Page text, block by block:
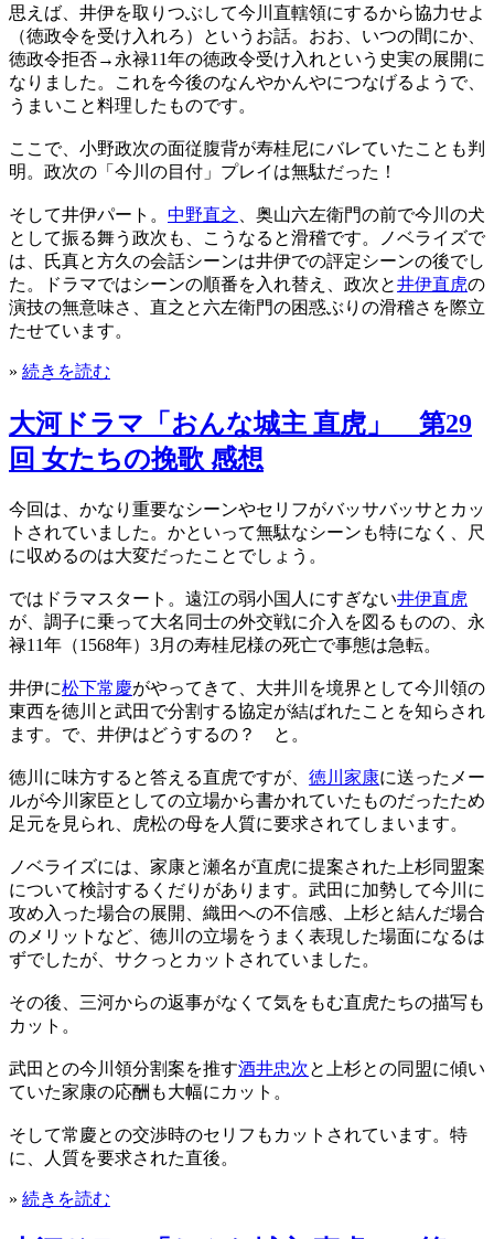
思えば、井伊を取りつぶして今川直轄領にするから協力せよ
（徳政令を受け入れろ）というお話。おお、いつの間にか、
徳政令拒否→永禄11年の徳政令受け入れという史実の展開に
なりました。これを今後のなんやかんやにつなげるようで、
うまいこと料理したものです。
ここで、小野政次の面従腹背が寿桂尼にバレていたことも判
明。政次の「今川の目付」プレイは無駄だった！
そして井伊パート。 中野直之
、奥山六左衛門の前で今川の犬
として振る舞う政次も、こうなると滑稽です。ノベライズで
は、氏真と方久の会話シーンは井伊での評定シーンの後でし
た。ドラマではシーンの順番を入れ替え、政次と井伊直虎の
演技の無意味さ、直之と六左衛門の困惑ぶりの滑稽さを際立
たせています。
» 続きを読む
大河ドラマ「おんな城主 直虎」 第29
回 女たちの挽歌 感想
今回は、かなり重要なシーンやセリフがバッサバッサとカッ
トされていました。かといって無駄なシーンも特になく、尺
に収めるのは大変だったことでしょう。
ではドラマスタート。遠江の弱小国人にすぎない井伊直虎
が、調子に乗って大名同士の外交戦に介入を図るものの、永
禄11年（1568年）3月の寿桂尼様の死亡で事態は急転。
井伊に松下常慶がやってきて、大井川を境界として今川領の
東西を徳川と武田で分割する協定が結ばれたことを知らされ
ます。で、井伊はどうするの？ と。
徳川に味方すると答える直虎ですが、 徳川家康に送ったメー
ルが今川家臣としての立場から書かれていたものだったため
足元を見られ、虎松の母を人質に要求されてしまいます。
ノベライズには、家康と瀬名が直虎に提案された上杉同盟案
について検討するくだりがあります。武田に加勢して今川に
攻め入った場合の展開、織田への不信感、上杉と結んだ場合
のメリットなど、徳川の立場をうまく表現した場面になるは
ずでしたが、サクっとカットされていました。
その後、三河からの返事がなくて気をもむ直虎たちの描写も
カット。
武田との今川領分割案を推す酒井忠次と上杉との同盟に傾い
ていた家康の応酬も大幅にカット。
そして常慶との交渉時のセリフもカットされています。特
に、人質を要求された直後。
» 続きを読む